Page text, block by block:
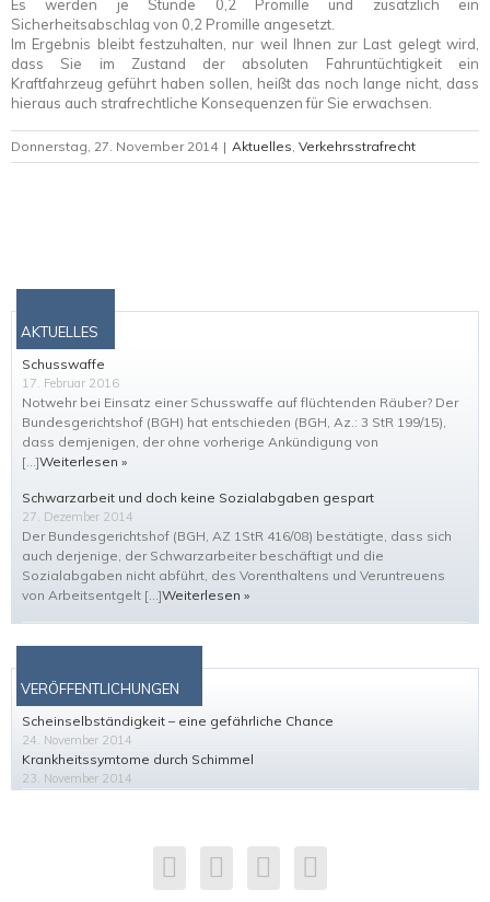
Es werden je Stunde 0,2 Promille und zusätzlich ein
Sicherheitsabschlag von 0,2 Promille angesetzt.
Im Ergebnis bleibt festzuhalten, nur weil Ihnen zur Last gelegt wird,
dass Sie im Zustand der absoluten Fahruntüchtigkeit ein
Kraftfahrzeug geführt haben sollen, heißt das noch lange nicht, dass
hieraus auch strafrechtliche Konsequenzen für Sie erwachsen.
Donnerstag, 27. November 2014 | Aktuelles, Verkehrsstrafrecht
AKTUELLES
Schusswaffe
17. Februar 2016
Notwehr bei Einsatz einer Schusswaffe auf flüchtenden Räuber? Der
Bundesgerichtshof (BGH) hat entschieden (BGH, Az.: 3 StR 199/15),
dass demjenigen, der ohne vorherige Ankündigung von
[…]Weiterlesen »
Schwarzarbeit und doch keine Sozialabgaben gespart
27. Dezember 2014
Der Bundesgerichtshof (BGH, AZ 1StR 416/08) bestätigte, dass sich
auch derjenige, der Schwarzarbeiter beschäftigt und die
Sozialabgaben nicht abführt, des Vorenthaltens und Veruntreuens
von Arbeitsentgelt […]Weiterlesen »
VERÖFFENTLICHUNGEN
Scheinselbständigkeit – eine gefährliche Chance
24. November 2014
Krankheitssymtome durch Schimmel
23. November 2014